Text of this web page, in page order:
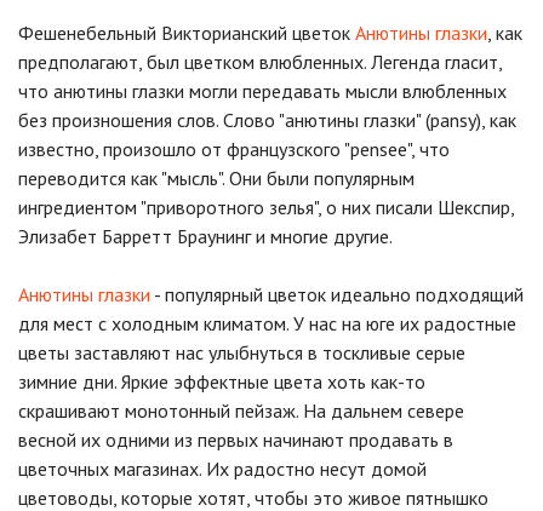
Фешенебельный Викторианский цветок Анютины глазки, как
предполагают, был цветком влюбленных. Легенда гласит,
что анютины глазки могли передавать мысли влюбленных
без произношения слов. Слово "анютины глазки" (pansy), как
известно, произошло от французского "pensee", что
переводится как "мысль". Они были популярным
ингредиентом "приворотного зелья", о них писали Шекспир,
Элизабет Барретт Браунинг и многие другие.
Анютины глазки - популярный цветок идеально подходящий
для мест с холодным климатом. У нас на юге их радостные
цветы заставляют нас улыбнуться в тоскливые серые
зимние дни. Яркие эффектные цвета хоть как-то
скрашивают монотонный пейзаж. На дальнем севере
весной их одними из первых начинают продавать в
цветочных магазинах. Их радостно несут домой
цветоводы, которые хотят, чтобы это живое пятнышко